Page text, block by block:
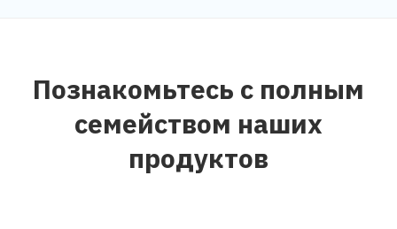
Познакомьтесь с полным
семейством наших
продуктов